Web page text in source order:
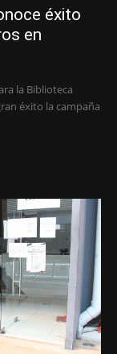
éxito
en
la Biblioteca